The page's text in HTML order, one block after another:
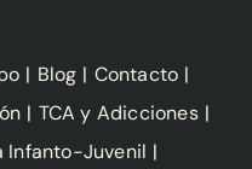
Blog
Contacto
TCA y Adicciones
Infanto-Juvenil